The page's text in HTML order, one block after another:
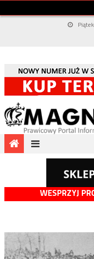
WESPRZYJ